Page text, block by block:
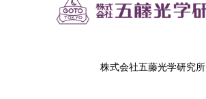
株式会社五藤光学研究所